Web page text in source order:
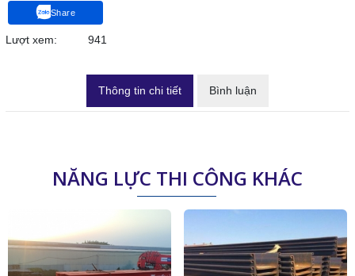
Share
Lượt xem: 941
Thông tin chi tiết Bình luận
NĂNG LỰC THI CÔNG KHÁC